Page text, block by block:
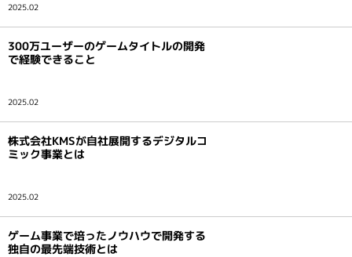
2025.02
2025.02
300万ユーザーのゲームタイトルの開発
で経験できること
2025.02
株式会社KMSが自社展開するデジタルコ
ミック事業とは
ゲーム事業で培ったノウハウで開発する
独自の最先端技術とは